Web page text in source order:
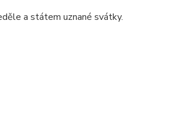
a státem uznané svátky.